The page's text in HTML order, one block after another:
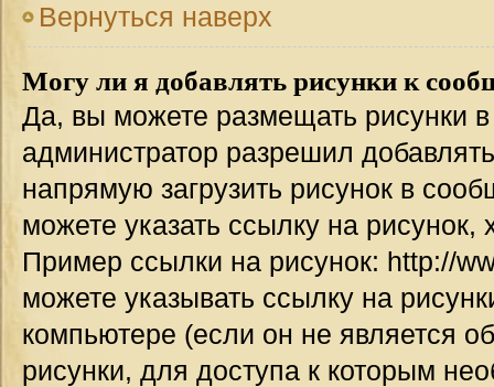
Вернуться наверх
Могу ли я добавлять рисунки к
Да, вы можете размещать рисунки
администратор разрешил
напрямую загрузить рисунок в
можете указать ссылку на
Пример ссылки на рисунок: http://
можете указывать ссылку на
компьютере (если он не является
рисунки, для доступа к которым